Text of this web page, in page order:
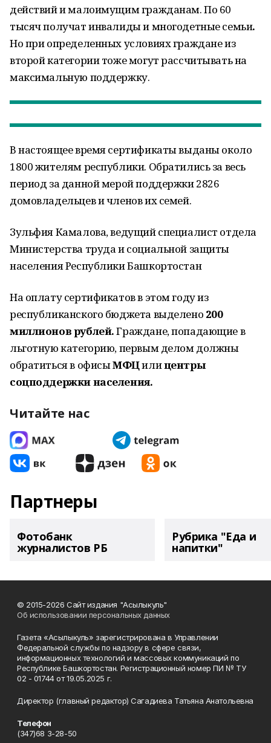
действий и малоимущим гражданам. По 60
тысяч получат инвалиды и многодетные семьи.
Но при определенных условиях граждане из
второй категории тоже могут рассчитывать на
максимальную поддержку.
В настоящее время сертификаты выданы около
1800 жителям республики. Обратились за весь
период за данной мерой поддержки 2826
домовладельцев и членов их семей.
Зульфия Камалова, ведущий специалист отдела
Министерства труда и социальной защиты
населения Республики Башкортостан
На оплату сертификатов в этом году из
республиканского бюджета выделено 200
миллионов рублей.Граждане, попадающие в
льготную категорию, первым делом должны
обратиться в офисыМФЦилицентры
соцподдержки населения.
Читайте нас
Партнеры
Фотобанк
журналистов РБ
Рубрика "Еда и
напитки"
© 2015-2026 Сайт издания "Асылыкуль"
Об использовании персональных данных
Газета «Асылыкуль» зарегистрирована в Управлении
Федеральной службы по надзору в сфере связи,
информационных технологий и массовых коммуникаций по
Республике Башкортостан. Регистрационный номер ПИ № ТУ
02 - 01744 от 19.05.2025 г.
Директор (главный редактор) Сагадиева Татьяна Анатольевна
Телефон
(347)68 3-28-50